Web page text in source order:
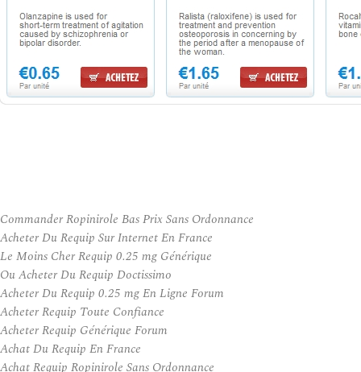
Commander Ropinirole Bas Prix Sans Ordonnance
Acheter Du Requip Sur Internet En France
Le Moins Cher Requip 0.25 mg Générique
Ou Acheter Du Requip Doctissimo
Acheter Du Requip 0.25 mg En Ligne Forum
Acheter Requip Toute Confiance
Acheter Requip Générique Forum
Achat Du Requip En France
Achat Requip Ropinirole Sans Ordonnance